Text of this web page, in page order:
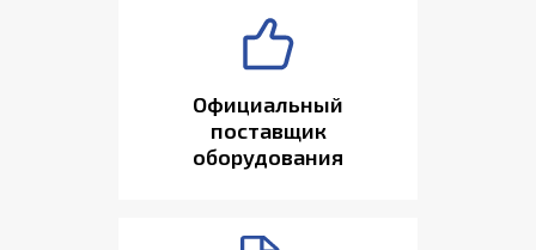
Официальный
поставщик
оборудования